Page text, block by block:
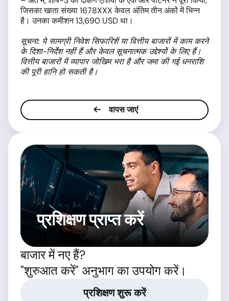
जिसका खाता संख्या 1678XXX केवल अंतिम तीन अंकों में भिन्न
है। उनका कमीशन 13,690 USD था।
सूचना: ये सामग्री निवेश सिफारिशें या वित्तीय बाजारों में काम करने
के दिशा-निर्देश नहीं हैं और केवल सूचनात्मक उद्देश्यों के लिए हैं।
वित्तीय बाजारों में व्यापार जोखिम भरा है और जमा की गई धनराशि
की पूरी हानि हो सकती है।
वापस जाएं
प्रशिक्षण प्राप्त करें
बाजार में नए हैं?
"शुरुआत करें" अनुभाग का उपयोग करें।
प्रशिक्षण शुरू करें